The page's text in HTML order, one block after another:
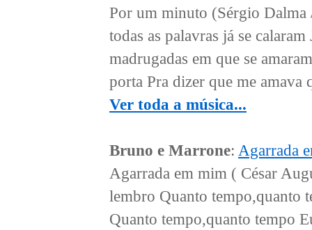
Por um minuto (Sérgio Dalma
todas as palavras já se
madrugadas em que se
porta Pra dizer que me amava
Ver toda a música...
Bruno e Marrone: Agarrada
Agarrada em mim ( César
lembro Quanto tempo,quanto
Quanto tempo,quanto tempo